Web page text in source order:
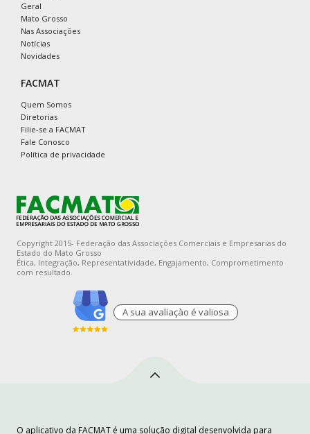
Geral
Mato Grosso
Nas Associações
Notícias
Novidades
FACMAT
Quem Somos
Diretorias
Filie-se a FACMAT
Fale Conosco
Política de privacidade
Copyright 2015- Federação das Associações Comerciais e Empresarias do
Estado do Mato Grosso
Ética, Integração, Representatividade, Engajamento, Comprometimento
com resultado.
A sua avaliaçào é valiosa
O aplicativo da FACMAT é uma solução digital desenvolvida para